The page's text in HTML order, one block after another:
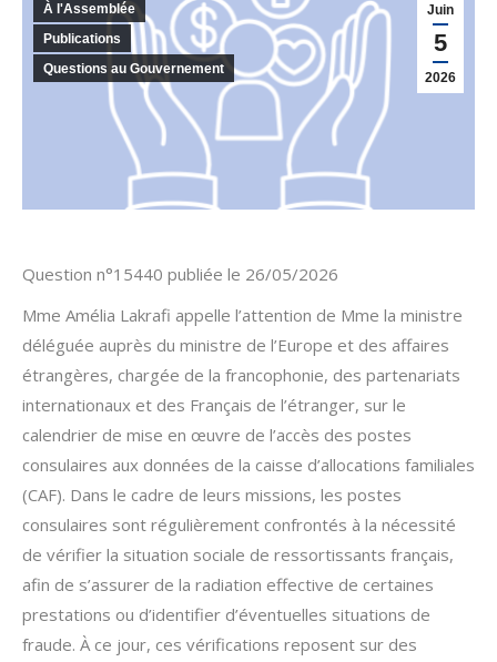
Juin
5
2026
À l'Assemblée
Publications
Questions au Gouvernement
Question n°15440 publiée le 26/05/2026
Mme Amélia Lakrafi appelle l’attention de Mme la ministre
déléguée auprès du ministre de l’Europe et des affaires
étrangères, chargée de la francophonie, des partenariats
internationaux et des Français de l’étranger, sur le
calendrier de mise en œuvre de l’accès des postes
consulaires aux données de la caisse d’allocations familiales
(CAF). Dans le cadre de leurs missions, les postes
consulaires sont régulièrement confrontés à la nécessité
de vérifier la situation sociale de ressortissants français,
afin de s’assurer de la radiation effective de certaines
prestations ou d’identifier d’éventuelles situations de
fraude. À ce jour, ces vérifications reposent sur des